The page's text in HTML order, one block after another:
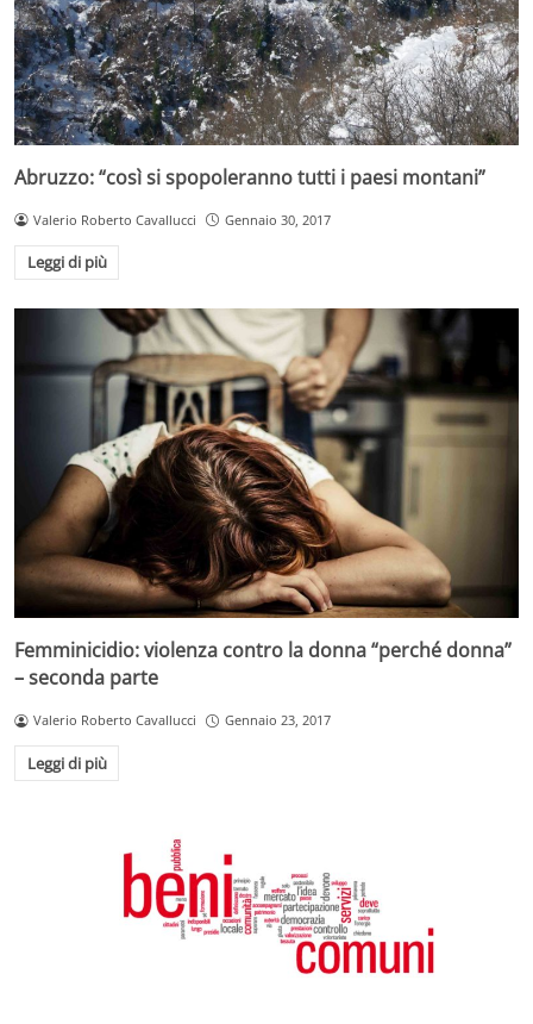
Abruzzo: “così si spopoleranno tutti i paesi montani”
Valerio Roberto Cavallucci Gennaio 30, 2017
Leggi di più
Femminicidio: violenza contro la donna “perché donna”
– seconda parte
Valerio Roberto Cavallucci Gennaio 23, 2017
Leggi di più